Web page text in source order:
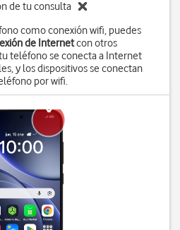
de tu consulta
como conexión wifi, puedes
de Internetcon otros
teléfono se conecta a Internet
y los dispositivos se conectan
por wifi.